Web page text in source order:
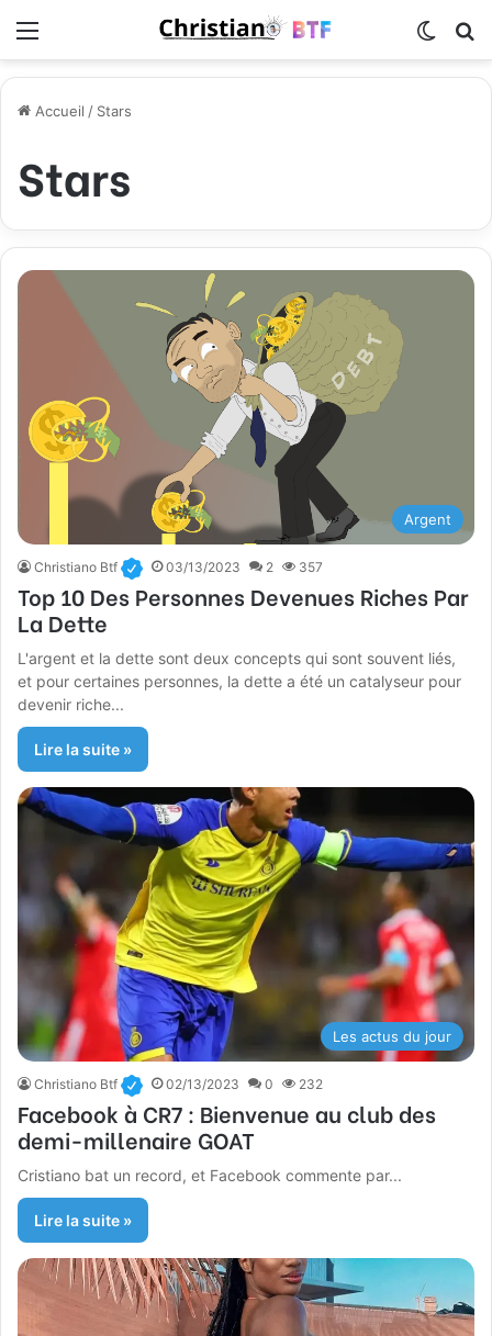
Accueil / Stars
Stars
Argent
Christiano Btf 03/13/2023 2 357
Top 10 Des Personnes Devenues Riches Par
La Dette
L'argent et la dette sont deux concepts qui sont souvent liés,
et pour certaines personnes, la dette a été un catalyseur pour
devenir riche...
Lire la suite »
Les actus du jour
Christiano Btf 02/13/2023 0 232
Facebook à CR7 : Bienvenue au club des
demi-millenaire GOAT
Cristiano bat un record, et Facebook commente par...
Lire la suite »